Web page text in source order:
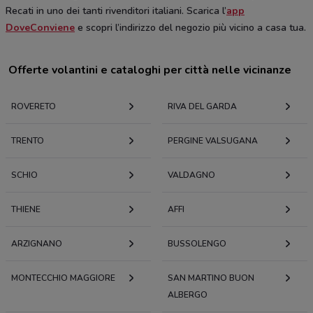
Recati in uno dei tanti rivenditori italiani. Scarica l’app
DoveConviene e scopri l’indirizzo del negozio più vicino a casa tua.
Offerte volantini e cataloghi per città nelle vicinanze
ROVERETO RIVA DEL GARDA
TRENTO PERGINE VALSUGANA
SCHIO VALDAGNO
THIENE AFFI
ARZIGNANO BUSSOLENGO
MONTECCHIO MAGGIORE
SAN MARTINO BUON
ALBERGO